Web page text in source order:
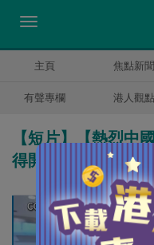
主頁 焦點新聞
有聲專欄 港人觀點
【短片】【熱烈中
得開心 深圳商戶銷